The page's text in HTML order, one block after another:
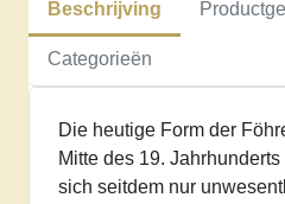
aantal
Beschrijving
Categorieën
Die heutige Form der
Mitte des 19.
sich seitdem nur